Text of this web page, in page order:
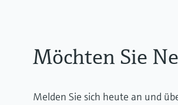
Möchten Sie
Melden Sie sich heute an und